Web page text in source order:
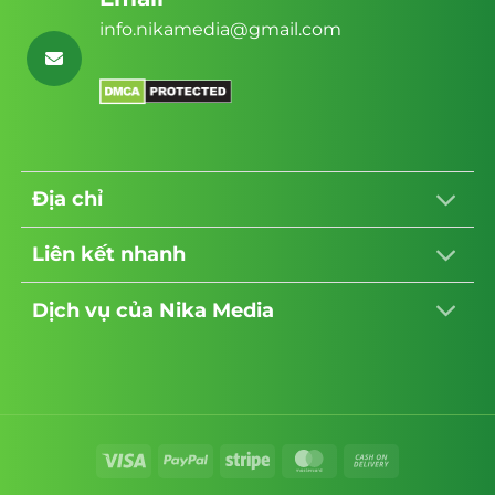
đại, thân thiện với người dùng và dễ dàng
tùy biến. Đội ngũ thiết kế của họ sẽ làm việc
cùng bạn để đảm bảo trang web phản ánh
7. Quy trình thiết kế chặt chẽ
Nika Media tuân thủ quy trình thiết kế chặt
diện, phát triển, kiểm tra và triển khai. Điều
này đảm bảo rằng bạn sẽ nhận được một
mất trược các tin tặc có ý định tấn công
info.nikamedia@gmail.com
Địa chỉ
Liên kết nhanh
Dịch vụ của Nika Media
Visa PayPal Stripe MasterCard